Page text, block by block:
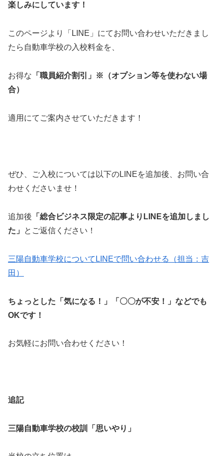
楽しみにしています！
このページより「LINE」にてお問い合わせいただきまし
たら自動車学校の入校料金を、
お得な 「職員紹介割引」※（オプション等を使わない場
合）
適用にてご案内させていただきます！
ぜひ、ご入校については以下のLINEを追加後、お問い合
わせくださいませ！
追加後 「総合ビジネス限定の記事よりLINEを追加しまし
た」
とご返信ください！
三陽自動車学校についてLINEで問い合わせる（担当：吉
田）
ちょっとした「気になる！」「〇〇が不安！」などでも
OKです！
お気軽にお問い合わせください！
追記
三陽自動車学校の校訓「思いやり」